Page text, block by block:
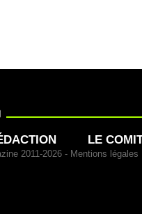
LE
2011-2026 - Mentions légales